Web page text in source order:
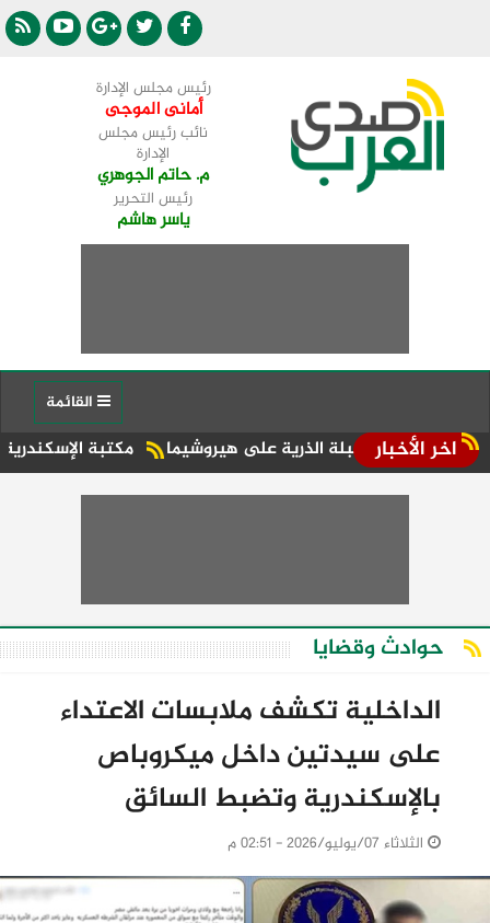
رئيس مجلس الإدارة
أمانى الموجى
نائب رئيس مجلس
الإدارة
م. حاتم الجوهري
رئيس التحرير
ياسر هاشم
اخر الأخبار مكتبة الإسكندرية تفتتح
حوادث وقضايا
الداخلية تكشف ملابسات الاعتداء
على سيدتين داخل ميكروباص
بالإسكندرية وتضبط السائق
الثلاثاء 07/يوليو/2026 - 02:51 م